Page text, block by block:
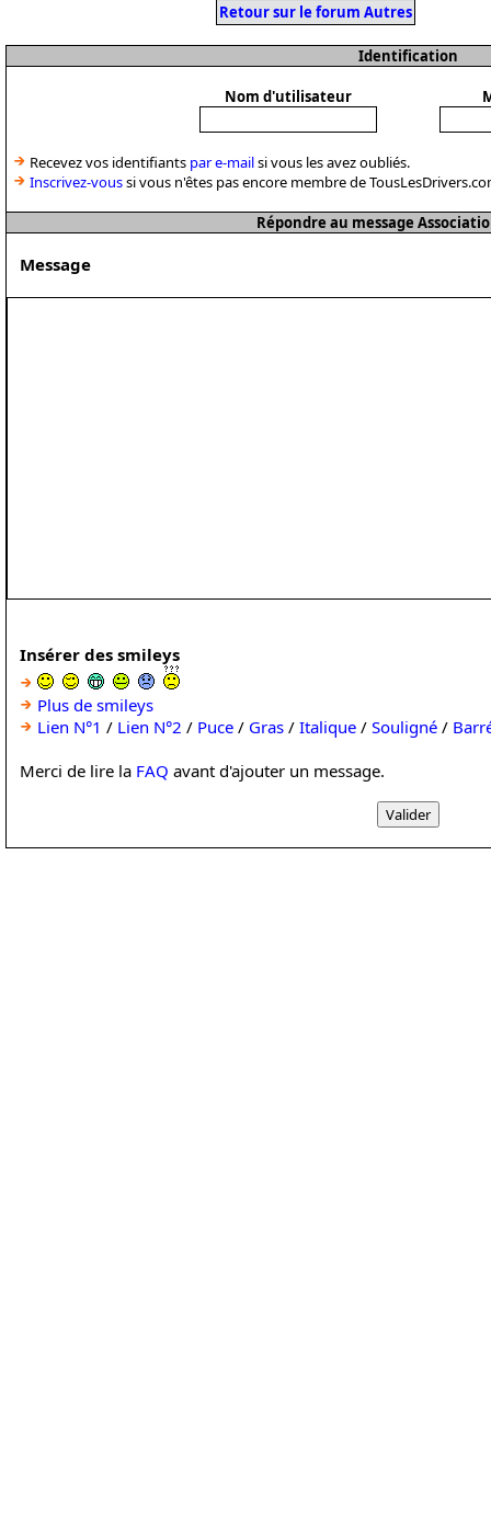
Retour sur le forum Autres
Identification
Nom d'utilisateur
Recevez vos identifiants par e-mailsi vous les avez oubliés.
Inscrivez-voussi vous n'êtes pas encore membre de
Répondre au message
Message
Insérer des smileys
Plus de smileys
Lien N°1 / Lien N°2 / Puce / Gras / Italique / Souligné /
Merci de lire la FAQ avant d'ajouter un message.